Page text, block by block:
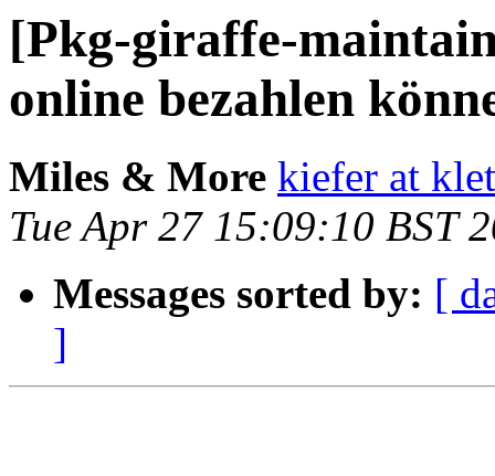
[Pkg-giraffe-
online bezahlen
Miles & More kiefer at
Tue Apr 27 15:09:10 BST
Messages sorted by: [
]